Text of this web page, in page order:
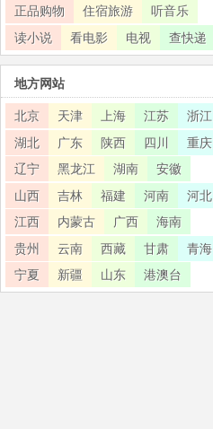
正品购物
住宿旅游
听音乐
读小说
看电影 电视 查快递
地方网站
北京 天津 上海 江苏
浙江
湖北
广东 陕西 四川
重庆
辽宁
黑龙江 湖南
安徽
山西
吉林 福建 河南
河北
江西
内蒙古 广西
海南
贵州
云南 西藏 甘肃
青海
宁夏
新疆 山东 港澳台